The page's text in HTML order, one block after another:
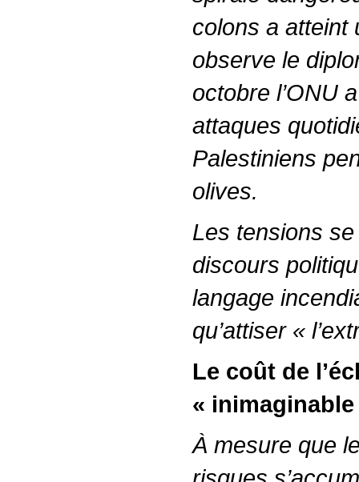
colons a atteint
observe le
octobre l’ONU
attaques
Palestiniens
olives.
Les tensions
discours
langage
qu’attiser «
Le coût de
« inimaginable
À mesure que